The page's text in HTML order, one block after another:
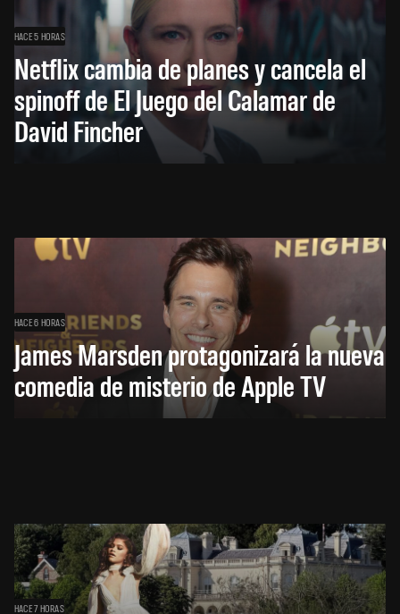
HACE 5 HORAS
Netflix cambia de planes y cancela el
spinoff de El Juego del Calamar de
David Fincher
HACE 6 HORAS
James Marsden protagonizará la nueva
comedia de misterio de Apple TV
HACE 7 HORAS